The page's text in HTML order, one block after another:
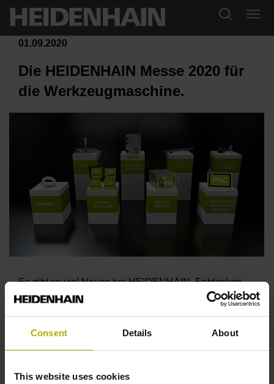
Consent Details About
This website uses cookies
01.09.2020
Die HEIDENHAIN Messe 2020 für
die Werkzeugmaschine.
Es gibt so viel Neues bei HEIDENHAIN. Entdecken
Sie diese innovativen Lösungen und Produkte ganz